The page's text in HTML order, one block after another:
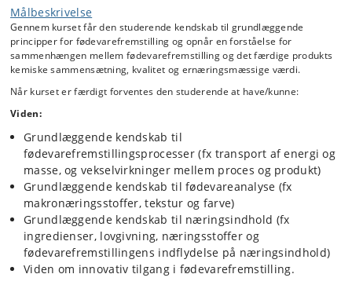
energibalance og termofysiske egenskaber)
Analyse (fx bestemmelse af makronæringsstoffer, tekstur
og farve)
Ernæring (fx mærkningslovgivning, tilsætningsstoffer og
processens indflydelse på næringsindhold)
Projektarbejde over bundet emne vil have en
videnskabelig og innovativ tilgang (idé-generering,
forsøg og udarbejdelse af projektrapport).
Målbeskrivelse
Gennem kurset får den studerende kendskab til grundlæggende
principper for fødevarefremstilling og opnår en forståelse for
sammenhængen mellem fødevarefremstilling og det færdige produkts
kemiske sammensætning, kvalitet og ernæringsmæssige værdi.
Når kurset er færdigt forventes den studerende at have/kunne:
Viden:
Grundlæggende kendskab til
fødevarefremstillingsprocesser (fx transport af energi og
masse, og vekselvirkninger mellem proces og produkt)
Grundlæggende kendskab til fødevareanalyse (fx
makronæringsstoffer, tekstur og farve)
Grundlæggende kendskab til næringsindhold (fx
ingredienser, lovgivning, næringsstoffer og
fødevarefremstillingens indflydelse på næringsindhold)
Viden om innovativ tilgang i fødevarefremstilling.